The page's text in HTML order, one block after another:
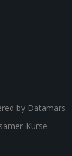
by Datamars
Kurse